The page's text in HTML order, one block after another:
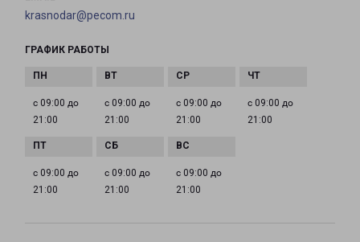
krasnodar@pecom.ru
ГРАФИК РАБОТЫ
с 09:00 до
21:00
с 09:00 до
21:00
с 09:00 до
21:00
с 09:00 до
21:00
с 09:00 до
21:00
с 09:00 до
21:00
с 09:00 до
21:00